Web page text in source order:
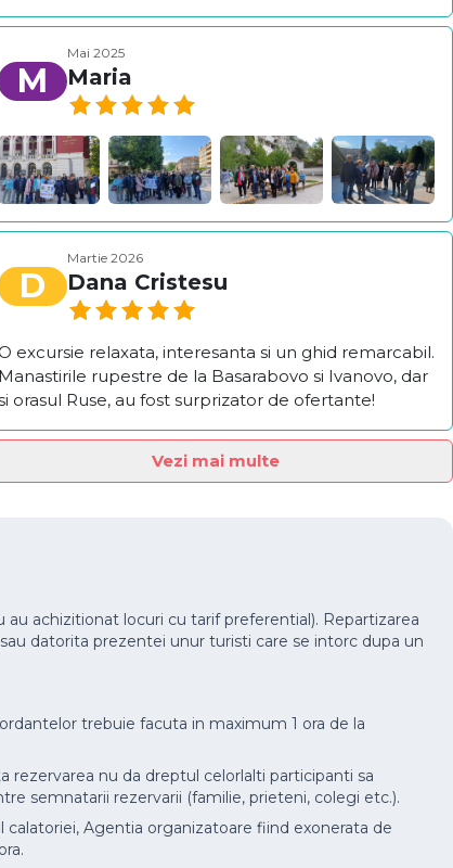
M
Mai 2025
Maria
D
Martie 2026
Dana Cristesu
O excursie relaxata, interesanta si un ghid remarcabil.
Manastirile rupestre de la Basarabovo si Ivanovo, dar
orasul Ruse, au fost surprizator de ofertante!
Vezi mai multe
achizitionat locuri cu tarif preferential). Repartizarea
datorita prezentei unur turisti care se intorc dupa un
trebuie facuta in maximum 1 ora de la
nu da dreptul celorlalti participanti sa
semnatarii rezervarii (familie, prieteni, colegi etc.).
Agentia organizatoare fiind exonerata de